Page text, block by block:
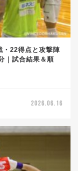
・22得点と攻撃陣
｜試合結果＆順
2026.06.16